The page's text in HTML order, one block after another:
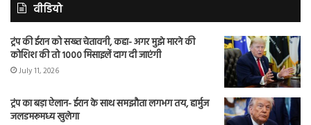
वीडियो
ट्रंप की ईरान को सख्त चेतावनी, कहा- अगर मुझे मारने की
कोशिश की तो 1000 मिसाइलें दाग दी जाएंगी
July 11, 2026
ट्रंप का बड़ा ऐलान- ईरान के साथ समझौता लगभग तय, हार्मुज
जलडमरूमध्य खुलेगा